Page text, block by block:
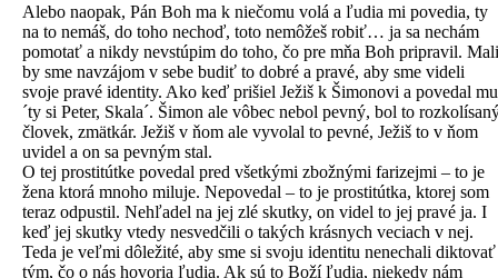
Alebo naopak, Pán Boh ma k niečomu volá a ľudia mi povedia, ty
na to nemáš, do toho nechoď, toto nemôžeš robiť… ja sa nechám
pomotať a nikdy nevstúpim do toho, čo pre mňa Boh pripravil. Mali
by sme navzájom v sebe budiť to dobré a pravé, aby sme videli
svoje pravé identity. Ako keď prišiel Ježiš k Šimonovi a povedal mu
´ty si Peter, Skala´. Šimon ale vôbec nebol pevný, bol to
človek, zmätkár. Ježiš v ňom ale vyvolal to pevné, Ježiš to v ňom
uvidel a on sa pevným stal.
O tej prostitútke povedal pred všetkými zbožnými farizejmi – to je
žena ktorá mnoho miluje. Nepovedal – to je prostitútka, ktorej som
teraz odpustil. Nehľadel na jej zlé skutky, on videl to jej pravé ja. I
keď jej skutky vtedy nesvedčili o takých krásnych veciach v nej.
Teda je veľmi dôležité, aby sme si svoju identitu nenechali diktovať
tým, čo o nás hovoria ľudia. Ak sú to Boží ľudia, niekedy nám